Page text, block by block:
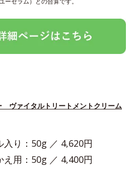
ヴァイタルトリートメントクリーム
入り：50g ／ 4,620円
え用：50g ／ 4,400円